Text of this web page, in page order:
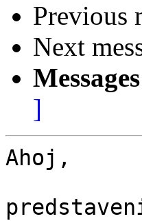
Previous
Next
]
Ahoj,